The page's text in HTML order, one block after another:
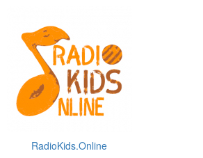
RadioKids.Online